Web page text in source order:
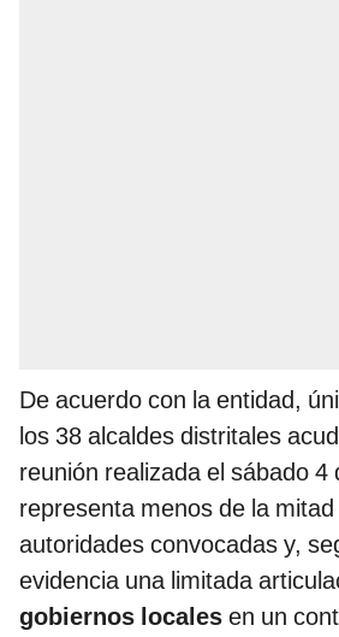
De acuerdo con la entidad,
los 38 alcaldes distritales
reunión realizada el sábado 4
representa menos de la
autoridades convocadas y,
evidencia una limitada
gobiernos locales en un